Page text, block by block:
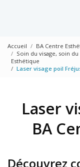
Accueil
BA Centre
Soin du visage, soin
Esthétique
Laser visage poil
Laser
BA
Découvrez